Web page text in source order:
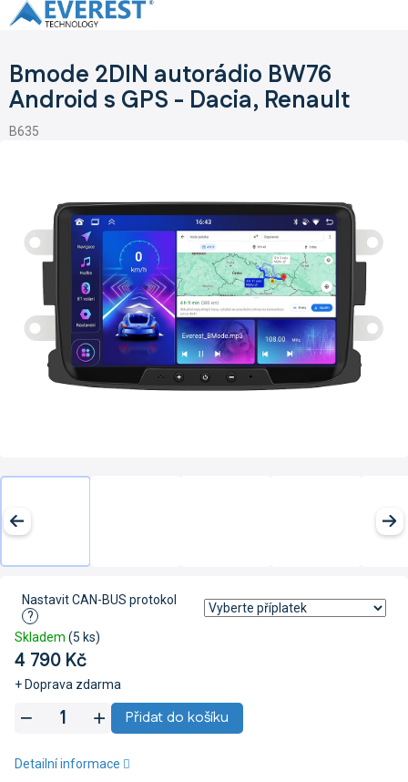
Přejít
na
Bmode 2DIN autorádio BW76
Android s GPS - Dacia, Renault
B635
4 790 Kč
+ Doprava zdarma
Skladem (5 ks)
Nastavit CAN-BUS protokol
?
Přidat do košíku
Detailní informace